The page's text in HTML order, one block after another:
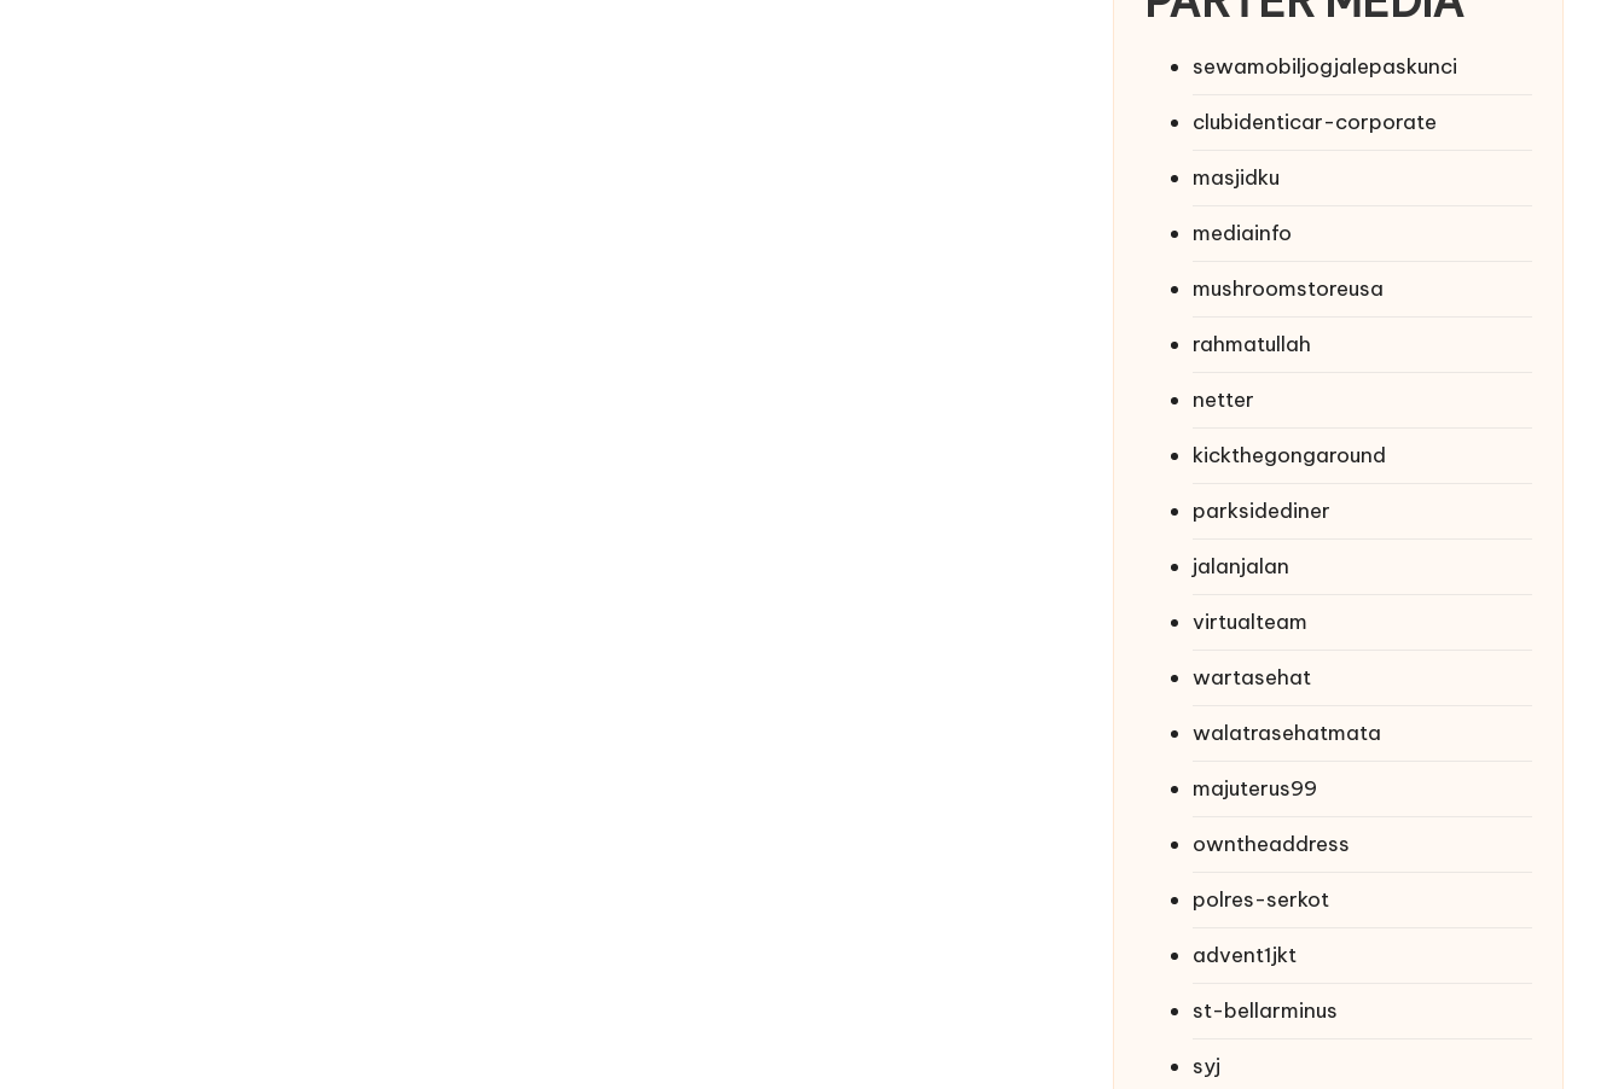
sewamobiljogjalepaskunci
clubidenticar-corporate
masjidku
mediainfo
mushroomstoreusa
rahmatullah
netter
kickthegongaround
parksidediner
jalanjalan
virtualteam
wartasehat
walatrasehatmata
majuterus99
owntheaddress
polres-serkot
advent1jkt
st-bellarminus
syj